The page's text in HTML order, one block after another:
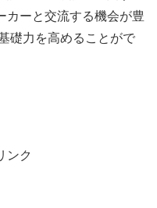
カーと交流する機会が豊
礎力を高めることがで
ンク